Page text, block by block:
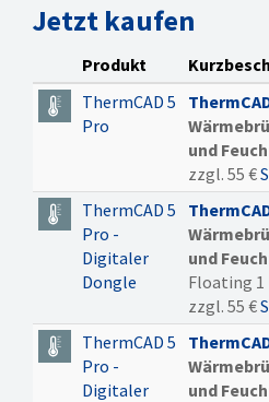
Berichtserweiterung
(u.a. KfW-Formblätter)
Berechnungsverfahren
Berechnung erfolgt
nach der DIN EN ISO
Annahme von
Randbedingungen nach
DIN EN ISO 10211 und
nach DIN 4108 Beiblatt
2
Sowohl die Psi-Wert als
auch die f-Wert
Berechnung ist
durchführbar
Jetzt kaufen
Produkt
ThermCAD 5
Pro
und
zzgl. 55 €
ThermCAD 5
Pro -
Digitaler
Dongle
und
Floating 1
zzgl. 55 €
ThermCAD 5
Pro -
Digitaler
und